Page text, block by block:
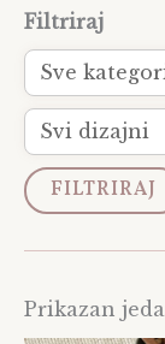
Filtriraj
FILTRIRAJ
Prikazan